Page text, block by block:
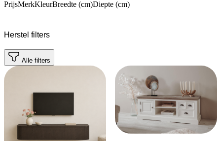
PrijsMerkKleurBreedte (cm)Diepte (cm)
Herstel filters
Alle filters